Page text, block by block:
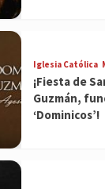
Iglesia Católica
¡Fiesta de
Guzmán,
‘Dominicos’!